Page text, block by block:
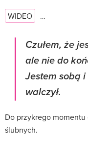
WIDEO …
Czułem, że
ale nie do
Jestem sobą
walczył.
Do przykrego
ślubnych.